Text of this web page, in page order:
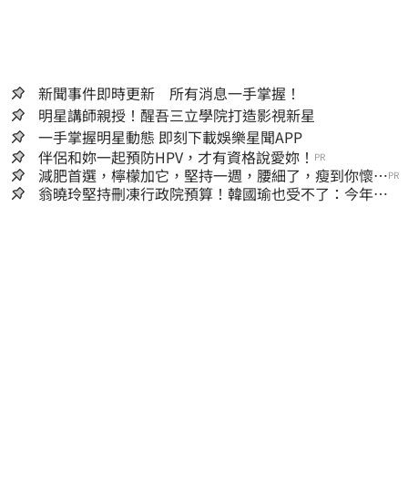
新聞事件即時更新 所有消息一手掌握！
明星講師親授！醒吾三立學院打造影視新星
一手掌握明星動態 即刻下載娛樂星聞APP
伴侶和妳一起預防HPV，才有資格說愛妳！ PR
減肥首選，檸檬加它，堅持一週，腰細了，瘦到你懷疑
人生
PR
翁曉玲堅持刪凍行政院預算！韓國瑜也受不了：今年剩4